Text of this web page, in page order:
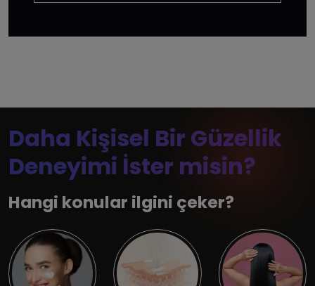
Daha Kişisel Bir Güzellik
Deneyimi İster misin?
Hangi konular ilgini çeker?